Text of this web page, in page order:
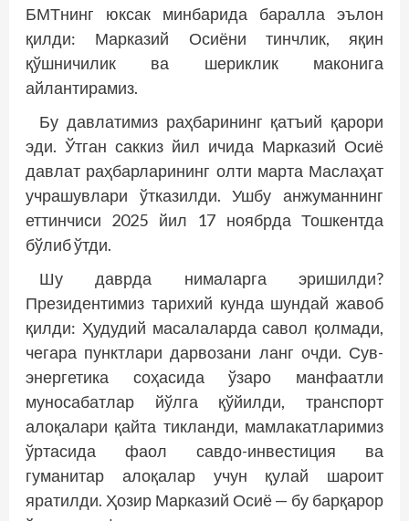
БМТнинг юксак минбарида баралла эълон
қилди: Марказий Осиёни тинчлик, яқин
қўшничилик ва шериклик маконига
айлантирамиз.
Бу давлатимиз раҳбарининг қатъий қарори
эди. Ўтган саккиз йил ичида Марказий Осиё
давлат раҳбарларининг олти марта Маслаҳат
учрашувлари ўтказилди. Ушбу анжуманнинг
еттинчиси 2025 йил 17 ноябрда Тошкентда
бўлиб ўтди.
Шу даврда нималарга эришилди?
Президентимиз тарихий кунда шундай жавоб
қилди: Ҳудудий масалаларда савол қолмади,
чегара пунктлари дарвозани ланг очди. Сув-
энергетика соҳасида ўзаро манфаатли
муносабатлар йўлга қўйилди, транспорт
алоқалари қайта тикланди, мамлакатларимиз
ўртасида фаол савдо-инвестиция ва
гуманитар алоқалар учун қулай шароит
яратилди. Ҳозир Марказий Осиё — бу барқарор